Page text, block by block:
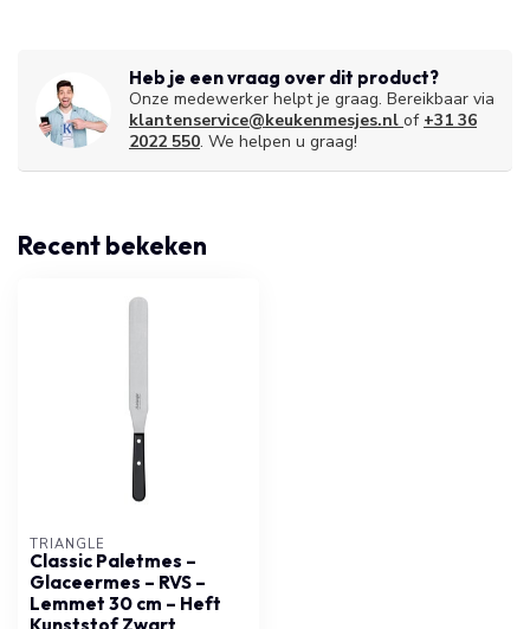
Heb je een vraag over dit product?
Onze medewerker helpt je graag. Bereikbaar via
klantenservice@keukenmesjes.nl of +31 36
2022 550. We helpen u graag!
Recent bekeken
TRIANGLE
Classic Paletmes –
Glaceermes – RVS –
Lemmet 30 cm – Heft